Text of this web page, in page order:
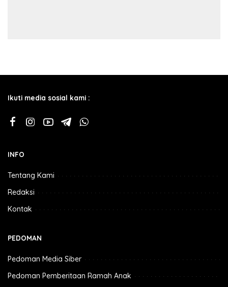
Ikuti media sosial kami :
INFO
Tentang Kami
Redaksi
Kontak
PEDOMAN
Pedoman Media Siber
Pedoman Pemberitaan Ramah Anak